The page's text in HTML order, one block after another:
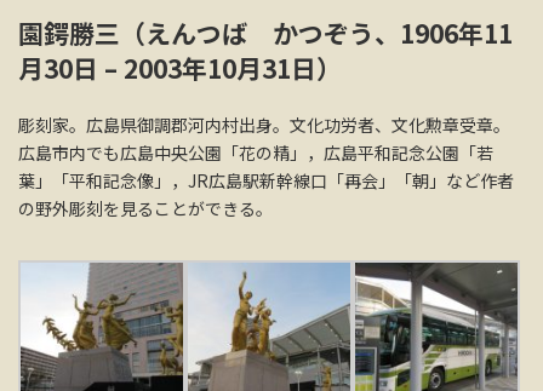
園鍔勝三（えんつば かつぞう、1906年11
月30日 – 2003年10月31日）
彫刻家。広島県御調郡河内村出身。文化功労者、文化勲章受章。
広島市内でも広島中央公園「花の精」，広島平和記念公園「若
葉」「平和記念像」，JR広島駅新幹線口「再会」「朝」など作者
の野外彫刻を見ることができる。